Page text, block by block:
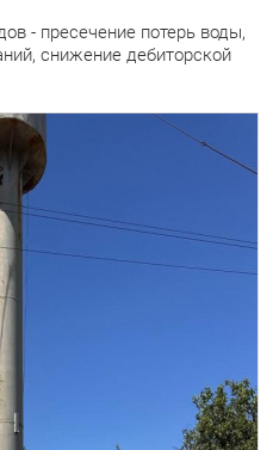
- пресечение потерь воды,
снижение дебиторской